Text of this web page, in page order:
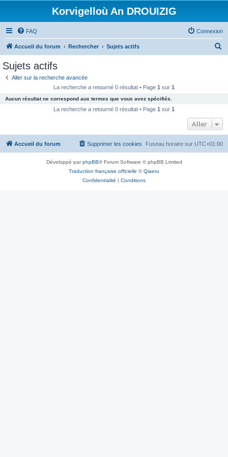
Korvigelloù An DROUIZIG
FAQ Connexion
Accueil du forum Rechercher Sujets actifs
c
e
Sujets actifs
Aller sur la recherche avancée
La recherche a retourné 0 résultat • Page 1 sur 1
Aucun résultat ne correspond aux termes que vous avez spécifiés.
La recherche a retourné 0 résultat • Page 1 sur 1
Aller
Accueil du forum Fuseau horaire sur UTC+01:00
Supprimer les cookies
Développé parphpBB® Forum Software © phpBB Limited
Traduction française officielle ©Qiaeru
Confidentialité | Conditions